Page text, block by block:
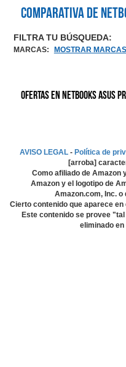
Comparativa de
FILTRA TU BÚSQUEDA:
MARCAS: MOSTRAR MARCAS
Ofertas en Netbooks Asus
AVISO LEGAL- Política de
[arroba]
Como afiliado de Amazon
Amazon y el logotipo de
Amazon.com, Inc.
Cierto contenido que aparece en
Este contenido se provee
eliminado